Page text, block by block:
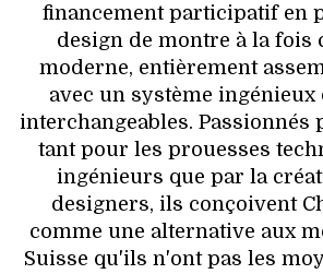
financement participatif en
design de montre à la fois
moderne, entièrement
avec un système ingénieux
interchangeables. Passionnés
tant pour les prouesses
ingénieurs que par la
designers, ils conçoivent
comme une alternative aux
Suisse qu'ils n'ont pas les